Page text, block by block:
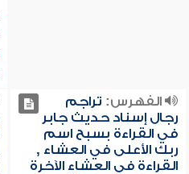
الفهرس: تراجم
رجال إسناد حديث جابر
في القراءة بسبح اسم
ربك الأعلى في العشاء ,
القراءة في العشاء الآخرة